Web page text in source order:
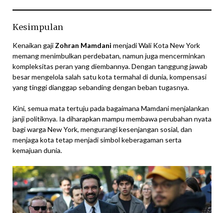
Kesimpulan
Kenaikan gaji Zohran Mamdani menjadi Wali Kota New York
memang menimbulkan perdebatan, namun juga mencerminkan
kompleksitas peran yang diembannya. Dengan tanggung jawab
besar mengelola salah satu kota termahal di dunia, kompensasi
yang tinggi dianggap sebanding dengan beban tugasnya.
Kini, semua mata tertuju pada bagaimana Mamdani menjalankan
janji politiknya. Ia diharapkan mampu membawa perubahan nyata
bagi warga New York, mengurangi kesenjangan sosial, dan
menjaga kota tetap menjadi simbol keberagaman serta
kemajuan dunia.